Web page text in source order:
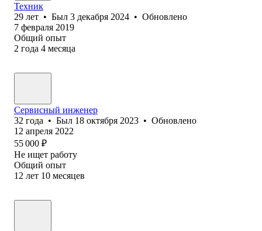
Техник
29 лет • Был 3 декабря 2024 • Обновлено
7 февраля 2019
Общий опыт
2 года 4 месяца
Сервисный инженер
32 года • Был 18 октября 2023 • Обновлено
12 апреля 2022
55 000 ₽
Не ищет работу
Общий опыт
12 лет 10 месяцев